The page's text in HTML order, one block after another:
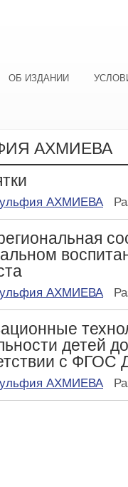
ОБ ИЗДАНИИ
АХМИЕВА
АХМИЕВА
АХМИЕВА
детей
с ФГОС
АХМИЕВА